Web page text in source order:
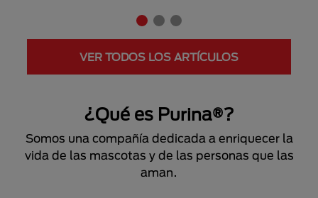
VER TODOS LOS ARTÍCULOS
¿Qué es Purina®?
Somos una compañía dedicada a enriquecer la
vida de las mascotas y de las personas que las
aman.